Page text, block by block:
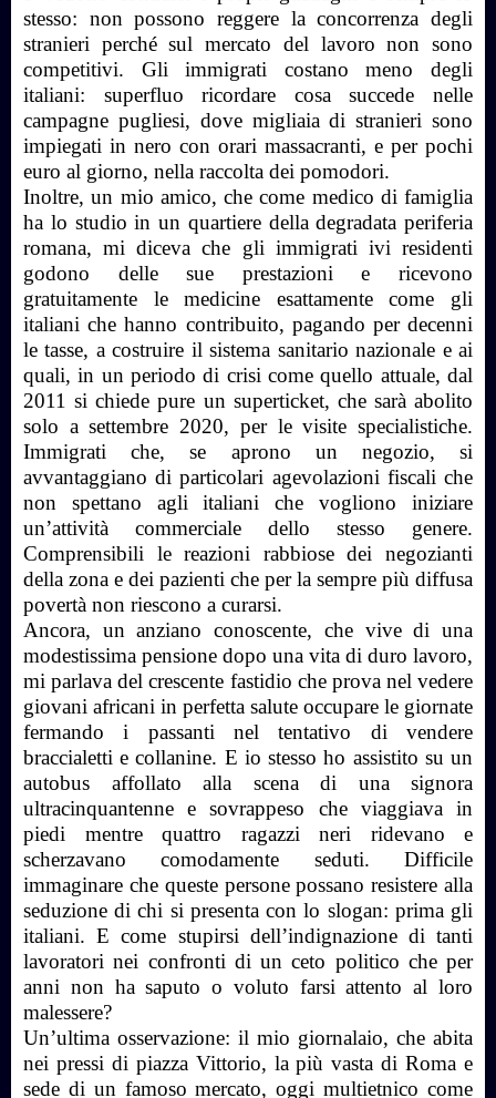
stesso: non possono reggere la concorrenza degli
stranieri perché sul mercato del lavoro non sono
competitivi. Gli immigrati costano meno degli
italiani: superfluo ricordare cosa succede nelle
campagne pugliesi, dove migliaia di stranieri sono
impiegati in nero con orari massacranti, e per pochi
euro al giorno, nella raccolta dei pomodori.
Inoltre, un mio amico, che come medico di famiglia
ha lo studio in un quartiere della degradata periferia
romana, mi diceva che gli immigrati ivi residenti
godono delle sue prestazioni e ricevono
gratuitamente le medicine esattamente come gli
italiani che hanno contribuito, pagando per decenni
le tasse, a costruire il sistema sanitario nazionale e ai
quali, in un periodo di crisi come quello attuale, dal
2011 si chiede pure un superticket, che sarà abolito
solo a settembre 2020, per le visite specialistiche.
Immigrati che, se aprono un negozio, si
avvantaggiano di particolari agevolazioni fiscali che
non spettano agli italiani che vogliono iniziare
un’attività commerciale dello stesso genere.
Comprensibili le reazioni rabbiose dei negozianti
della zona e dei pazienti che per la sempre più diffusa
povertà non riescono a curarsi.
Ancora, un anziano conoscente, che vive di una
modestissima pensione dopo una vita di duro lavoro,
mi parlava del crescente fastidio che prova nel vedere
giovani africani in perfetta salute occupare le giornate
fermando i passanti nel tentativo di vendere
braccialetti e collanine. E io stesso ho assistito su un
autobus affollato alla scena di una signora
ultracinquantenne e sovrappeso che viaggiava in
piedi mentre quattro ragazzi neri ridevano e
scherzavano comodamente seduti. Difficile
immaginare che queste persone possano resistere alla
seduzione di chi si presenta con lo slogan: prima gli
italiani. E come stupirsi dell’indignazione di tanti
lavoratori nei confronti di un ceto politico che per
anni non ha saputo o voluto farsi attento al loro
malessere?
Un’ultima osservazione: il mio giornalaio, che abita
nei pressi di piazza Vittorio, la più vasta di Roma e
sede di un famoso mercato, oggi multietnico come